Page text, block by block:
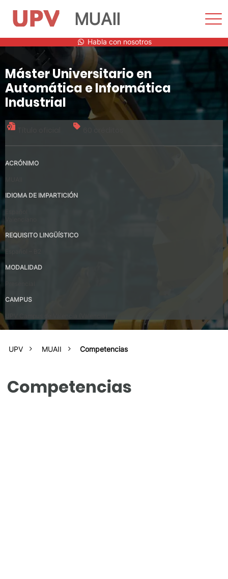
contenido
MUAII
Habla con nosotros
Máster Universitario en
Automática e Informática
Industrial
ACRÓNIMO
IDIOMA DE IMPARTICIÓN
REQUISITO LINGÜÍSTICO
MODALIDAD
CAMPUS
UPV MUAII Competencias
Competencias